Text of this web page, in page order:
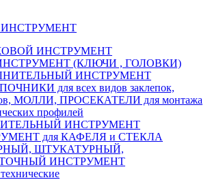
ИНСТРУМЕНТ
ИНСТРУМЕНТ
(КЛЮЧИ , ГОЛОВКИ)
ИНСТРУМЕНТ
для всех видов заклепок,
МОЛЛИ, ПРОСЕКАТЕЛИ для монтажа
профилей
ИНСТРУМЕНТ
для КАФЕЛЯ и СТЕКЛА
ШТУКАТУРНЫЙ,
ИНСТРУМЕНТ